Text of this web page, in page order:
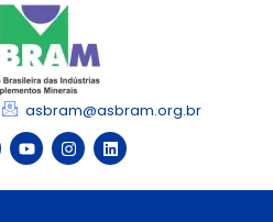
asbram@asbram.org.br